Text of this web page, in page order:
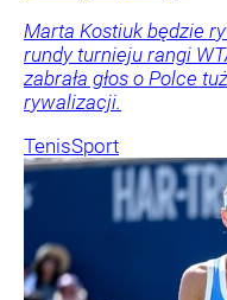
Marta Kostiuk będzie
rundy turnieju rangi
zabrała głos o Polce
rywalizacji.
TenisSport